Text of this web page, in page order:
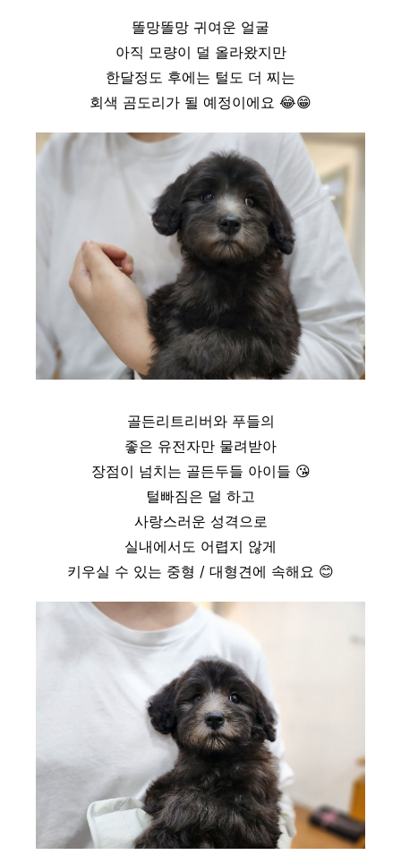
똘망똘망 귀여운 얼굴
아직 모량이 덜 올라왔지만
한달정도 후에는 털도 더 찌는
회색 곰도리가 될 예정이에요 😂😁
골든리트리버와 푸들의
좋은 유전자만 물려받아
장점이 넘치는 골든두들 아이들 😘
털빠짐은 덜 하고
사랑스러운 성격으로
실내에서도 어렵지 않게
키우실 수 있는 중형 / 대형견에 속해요 😊